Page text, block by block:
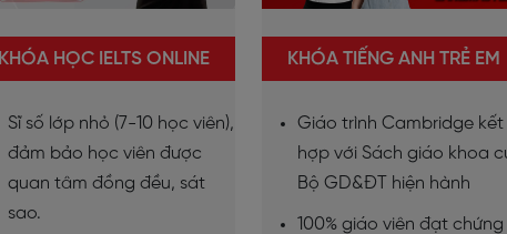
KHÓA HỌC IELTS ONLINE
Sĩ số lớp nhỏ (7-10 học viên),
đảm bảo học viên được
quan tâm đồng đều, sát
sao.
KHÓA TIẾNG ANH TRẺ EM
Giáo trình Cambridge kết
hợp với Sách giáo khoa
Bộ GD&ĐT hiện hành
100% giáo viên đạt chứng